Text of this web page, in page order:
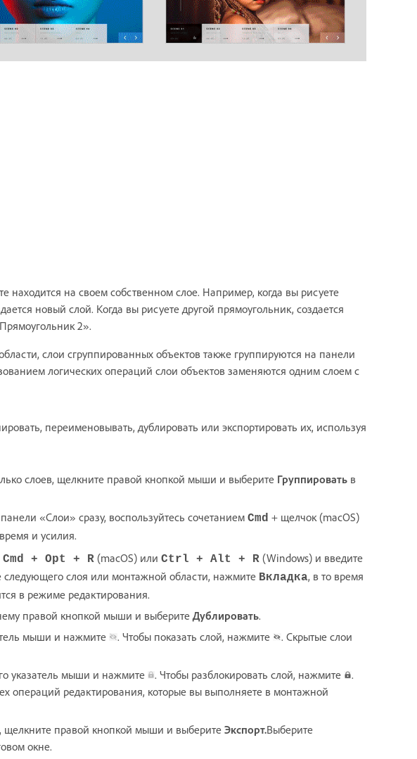
на своем собственном слое. Например, когда вы рисуете
новый слой. Когда вы рисуете другой прямоугольник, создается
2».
слои сгруппированных объектов также группируются на панели
логических операций слои объектов заменяются одним слоем с
переименовывать, дублировать или экспортировать их, используя
слоев, щелкните правой кнопкой мыши и выберите Группировать в
«Слои» сразу, воспользуйтесь сочетанием Cmd + щелчок (macOS)
и усилия.
Cmd + Opt + R (macOS) или Ctrl + Alt + R (Windows) и введите
слоя или монтажной области, нажмите Вкладка, в то время
в режиме редактирования.
правой кнопкой мыши и выберитеДублировать.
мыши и нажмите
. Чтобы показать слой, нажмите
. Скрытые слои
указатель мыши и нажмите
. Чтобы разблокировать слой, нажмите
.
операций редактирования, которые вы выполняете в монтажной
щелкните правой кнопкой мыши и выберитеЭкспорт.Выберите
окне.